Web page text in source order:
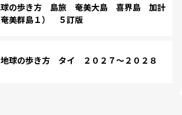
の歩き方 島旅 奄美大島 喜界島 加計
美群島１） ５訂版
球の歩き方 タイ ２０２７～２０２８